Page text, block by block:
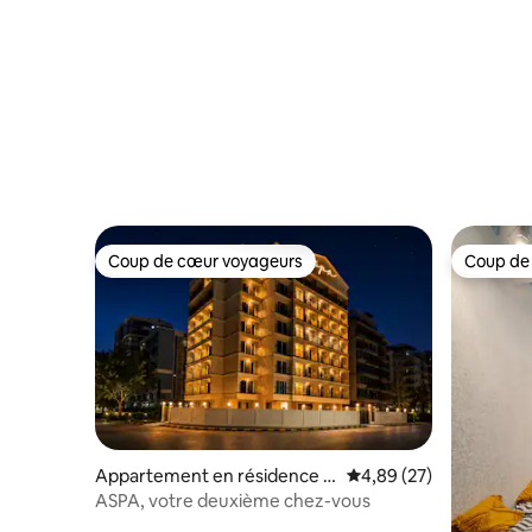
Coup de cœur voyageurs
Coup de cœur voyageurs
Appartement en résidence ⋅
Gavthan
Évaluation moyenne
4,89 (27)
ASPA, votre deuxième chez-vous
Coup
Coup